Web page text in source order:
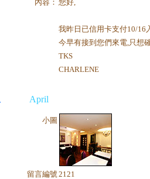
內容： 您好,
我昨日已信用卡支付10/16
今早有接到您們來電,只想
TKS
CHARLENE
April
小圖
留言編號2121